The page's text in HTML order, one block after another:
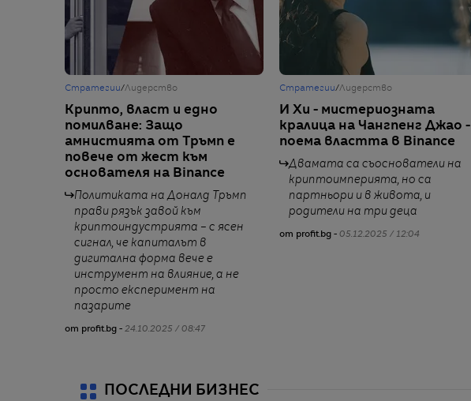
Стратегии/Лидерство
Крипто, власт и едно
помилване: Защо
амнистията от Тръмп е
повече от жест към
основателя на Binance
Политиката на Доналд Тръмп
прави рязък завой към
криптоиндустрията – с ясен
сигнал, че капиталът в
дигитална форма вече е
инструмент на влияние, а не
просто експеримент на
пазарите
от profit.bg - 24.10.2025 / 08:47
Стратегии/Лидерство
И Хи - мистериозната
кралица на Чангпенг Джао -
поема властта в Binance
Двамата са съоснователи на
криптоимперията, но са
партньори и в живота, и
родители на три деца
от profit.bg - 05.12.2025 / 12:04
ПОСЛЕДНИ БИЗНЕС